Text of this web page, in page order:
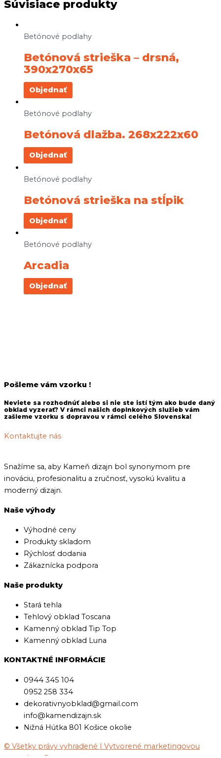
Súvisiace produkty
Betónové podlahy
Betónová strieška – drsná,
390x270x65
Objednať
Betónové podlahy
Betónová dlažba. 268x222x60
Objednať
Betónové podlahy
Betónová strieška na stĺpik
Objednať
Betónové podlahy
Arcadia
Objednať
Pošleme vám vzorku !
Neviete sa rozhodnúť alebo si nie ste istí tým ako bude daný
obklad vyzerať? V rámci našich doplnkových služieb vám
zašleme vzorku s dopravou v rámci celého Slovenska!
Kontaktujte nás
Snažíme sa, aby Kameň dizajn bol synonymom pre
inováciu, profesionalitu a zručnosť, vysokú kvalitu a
moderný dizajn.
Naše výhody
Výhodné ceny
Produkty skladom
Rýchlosť dodania
Zákaznícka podpora
Naše produkty
Stará tehla
Tehlový obklad Toscana
Kamenný obklad Tip Top
Kamenný obklad Luna
KONTAKTNÉ INFORMÁCIE
0944 345 104
0952 258 334
dekorativnyobklad@gmail.com
info@kamendizajn.sk
Nižná Hútka 801 Košice okolie
© Všetky právy vyhradené | Vytvorené marketingovou